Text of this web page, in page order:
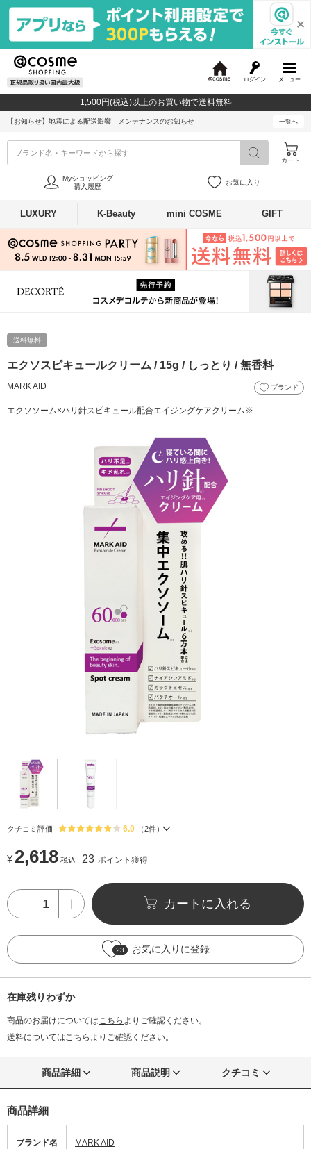
メニュー
ログイン
c
o
1,500円(税込)以上のお買い物で送料無料
【お知らせ】 地震による配送影響 メンテナンスのお知らせ 一覧へ
ブランド名・キーワードから探す
カート
Myショッピング
購入履歴
お気に入り
LUXURY K-Beauty mini COSME GIFT
送料無料
エクソスピキュールクリーム / 15g / しっとり / 無香料
MARK AID ブランド
エクソソーム×ハリ針スピキュール配合エイジングケアクリーム※
クチコミ評価 6.0 （2件）
¥ 2,618 税込 23 ポイント獲得
カートに入れる
23 お気に入りに登録
在庫残りわずか
商品のお届けについてはこちら よりご確認ください。
送料についてはこちら よりご確認ください。
商品詳細 商品説明 クチコミ
商品詳細
ブランド名 MARK AID